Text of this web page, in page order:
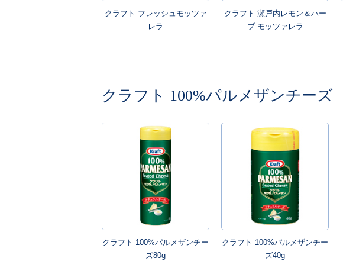
クラフト フレッシュモッツァ
レラ
クラフト 瀬戸内レモン＆ハー
ブ モッツァレラ
クラフト 100%パルメザンチーズ
クラフト 100%パルメザンチー
ズ80g
クラフト 100%パルメザンチー
ズ40g